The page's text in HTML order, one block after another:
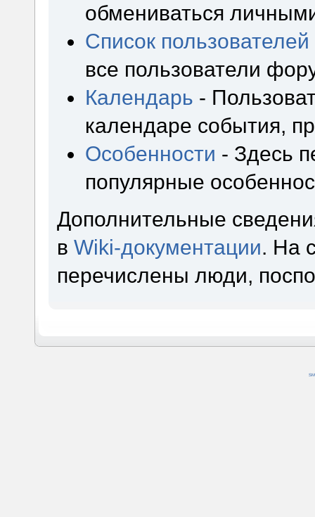
обмениваться
Список пользователей
все пользователи
Календарь -
календаре события,
Особенности - Здесь
популярные
Дополнительные
вWiki-документации. На
перечислены люди,